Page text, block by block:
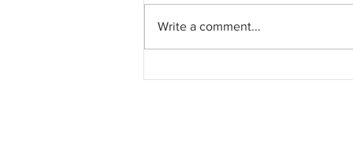
Write a comment...